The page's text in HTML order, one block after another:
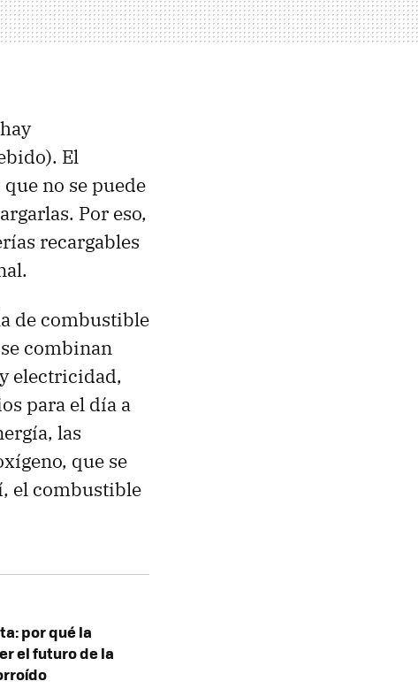
El
no se puede
Por eso,
recargables
de combustible
combinan
electricidad,
para el día a
las
que se
el combustible
por qué la
el futuro de la